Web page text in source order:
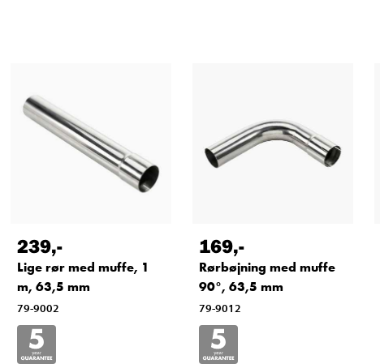
239,-
Lige rør med muffe, 1
m, 63,5 mm
79-9002
169,-
Rørbøjning med muffe
90°, 63,5 mm
79-9012